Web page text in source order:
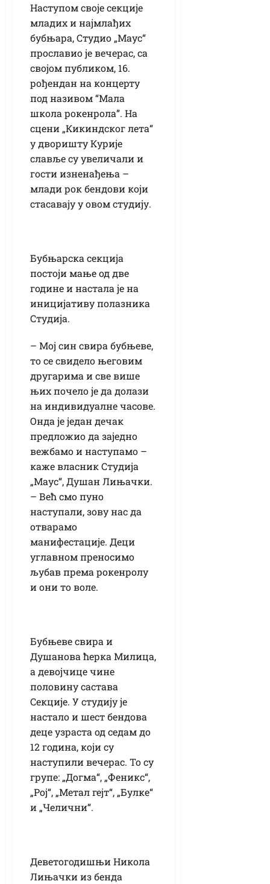
Наступом своје секције
младих и најмлађих
бубњара, Студио „Маус“
прославио је вечерас, са
својом публиком, 16.
рођендан на концерту
под називом “Мала
школа рокенрола”. На
сцени „Кикиндског лета“
у дворишту Курије
славље су увеличали и
гости изненађења –
млади рок бендови који
стасавају у овом студију.
Бубњарска секција
постоји мање од две
године и настала је на
иницијативу полазника
Студија.
– Мој син свира бубњеве,
то се свидело његовим
другарима и све више
њих почело је да долази
на индивидуалне часове.
Онда је један дечак
предложио да заједно
вежбамо и наступамо –
каже власник Студија
„Маус“, Душан Лињачки.
– Већ смо пуно
наступали, зову нас да
отварамо
манифестације. Деци
углавном преносимо
љубав према рокенролу
и они то воле.
Бубњеве свира и
Душанова ћерка Милица,
а девојчице чине
половину састава
Секције. У студију је
настало и шест бендова
деце узраста од седам до
12 година, који су
наступили вечерас. То су
групе: „Догма“, „Феникс“,
„Рој“, „Метал гејт“, „Булке“
и „Челични“.
Деветогодишњи Никола
Лињачки из бенда